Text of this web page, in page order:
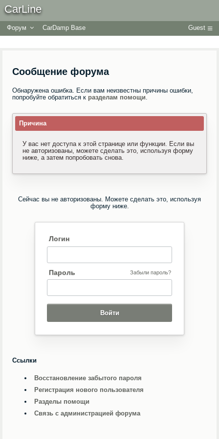
CarLine
Форум CarDamp Base Guest
Сообщение форума
Обнаружена ошибка. Если вам неизвестны причины ошибки,
попробуйте обратиться к разделам помощи.
Причина
У вас нет доступа к этой странице или функции. Если вы
не авторизованы, можете сделать это, используя форму
ниже, а затем попробовать снова.
Сейчас вы не авторизованы. Можете сделать это, используя
форму ниже.
Логин
Пароль Забыли пароль?
Ссылки
Восстановление забытого пароля
Регистрация нового пользователя
Разделы помощи
Связь с администрацией форума